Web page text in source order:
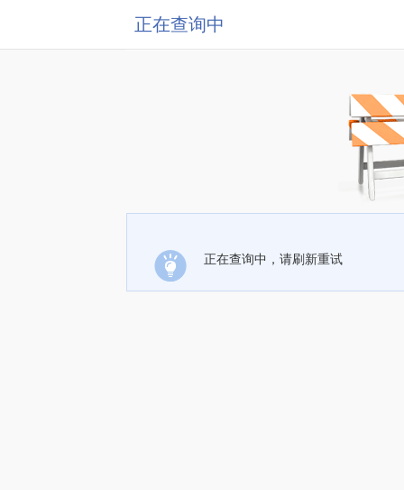
正在查询中
正在查询中，请刷新重试